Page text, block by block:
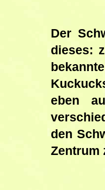
Der
dieses:
eben
den
Zentrum